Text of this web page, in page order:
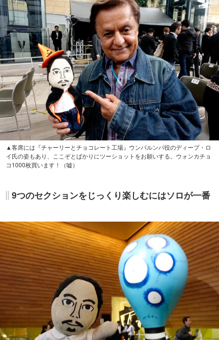
▲客席には『チャーリーとチョコレート工場』ウンパルンパ役のディープ・ロ
イ氏の姿もあり、ここぞとばかりにツーショットをお願いする。ウォンカチョ
コ1000枚買います！（嘘）
9つのセクションをじっくり楽しむにはソロが一番